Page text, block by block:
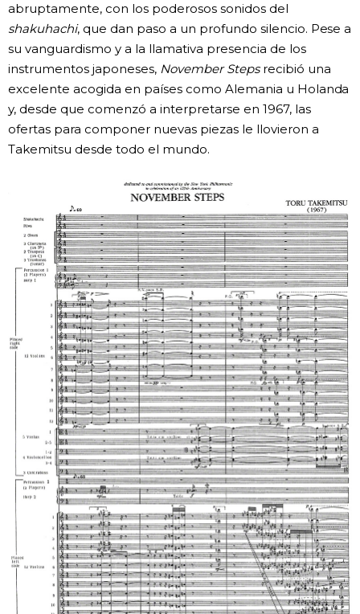
abruptamente, con los poderosos sonidos del
shakuhachi, que dan paso a un profundo silencio. Pese a
su vanguardismo y a la llamativa presencia de los
instrumentos japoneses, November Stepsrecibió una
excelente acogida en países como Alemania u Holanda
y, desde que comenzó a interpretarse en 1967, las
ofertas para componer nuevas piezas le llovieron a
Takemitsu desde todo el mundo.